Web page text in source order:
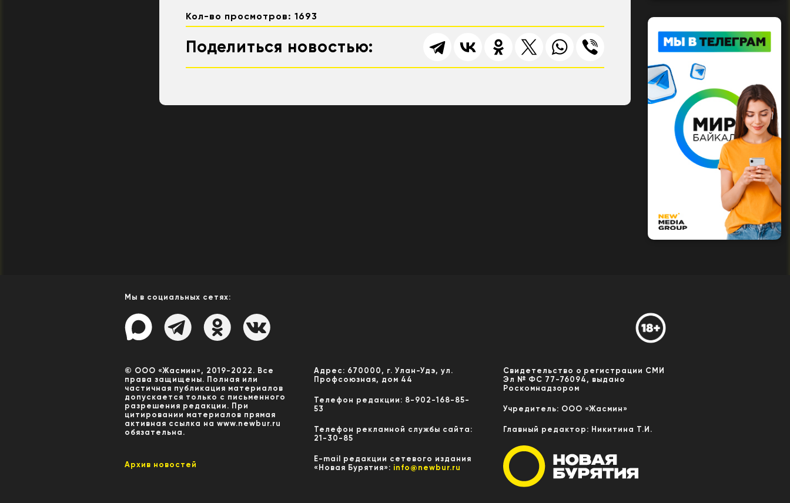
Кол-во просмотров: 1693
Поделиться новостью:
Мы в социальных сетях:
© ООО «Жасмин», 2019-2022. Все
права защищены. Полная или
частичная публикация материалов
допускается только с письменного
разрешения редакции. При
цитировании материалов прямая
активная ссылка на www.newbur.ru
обязательна.
Архив новостей
Адрес: 670000, г. Улан-Удэ, ул.
Профсоюзная, дом 44
Телефон редакции: 8-902-168-85-
53
Телефон рекламной службы сайта:
21-30-85
E-mail редакции сетевого издания
«Новая Бурятия»: info@newbur.ru
Свидетельство о регистрации СМИ
Эл № ФС 77-76094, выдано
Роскомнадзором
Учредитель: ООО «Жасмин»
Главный редактор: Никитина Т.И.